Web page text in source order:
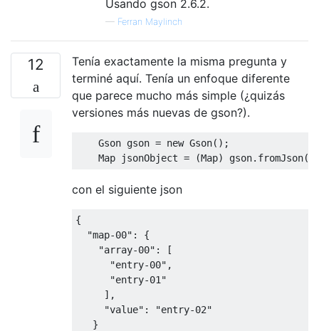
Usando gson 2.6.2.
— Ferran Maylinch
12
Tenía exactamente la misma pregunta y
terminé aquí. Tenía un enfoque diferente
que parece mucho más simple (¿quizás
versiones más nuevas de gson?).
Gson gson = new Gson();
Map jsonObject = (Map) gson. fromJson(
con el siguiente json
{
"map-00" :
{
"array-00" :
[
"entry-00" ,
"entry-01"
],
"value" :
"entry-02"
}